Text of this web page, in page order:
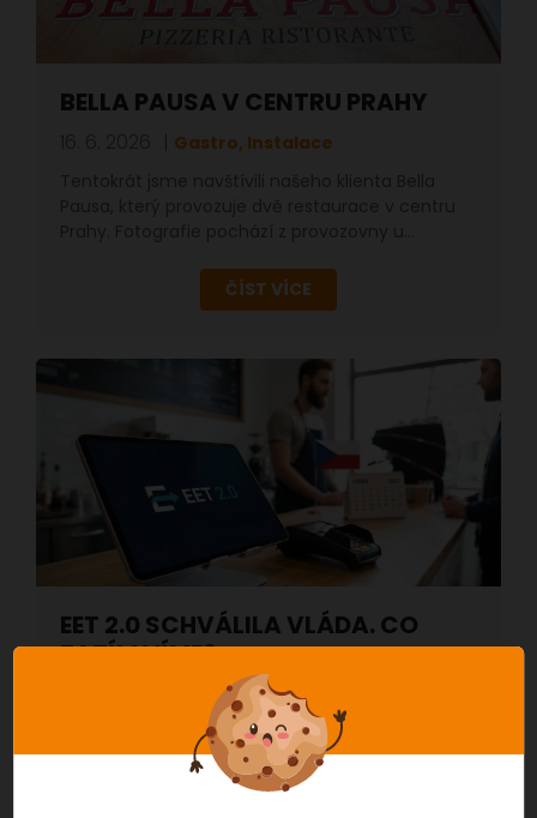
BELLA PAUSA V CENTRU PRAHY
Gastro, Instalace
ČÍST VÍCE
EET 2.0 SCHVÁLILA VLÁDA. CO
ZATÍM VÍME?
Gastro, Obchod, Obecné, Služby
Vláda schválila návrh zákona, který má znovu
zavést elektronickou evidenci tržeb v nové
podobě označované jako EET 2.0. Zatím ale